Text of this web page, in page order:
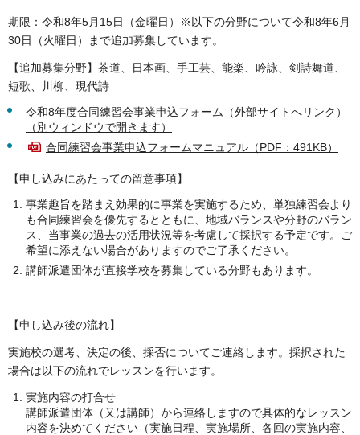
期限：令和8年5月15日（金曜日）※以下の分野について令和8年6月
30日（火曜日）まで追加募集しています。
【追加募集分野】茶道、日本画、手工芸、能楽、吟詠、剣詩舞道、
短歌、川柳、現代詩
令和8年度合同練習会事業申込フォーム（外部サイトへリンク）
（別ウィンドウで開きます）
合同練習会事業申込フォームマニュアル（PDF：491KB）
【申し込みにあたっての留意事項】
事業趣旨を踏まえ効果的に事業を実施するため、単独練習会より
も合同練習会を優先するとともに、地域バランスや分野のバラン
ス、当事業の過去の活用状況等を考慮して採択する予定です。ご
希望に添えない場合がありますのでご了承ください。
講師派遣団体が直接学校を募集している分野もあります。
【申し込み後の流れ】
実施校の選考、決定の後、採否についてご連絡します。採択された
場合は以下の流れでレッスンを行います。
実施内容の打合せ
講師派遣団体（又は講師）から連絡しますので具体的なレッスン
内容を決めてください（実施日程、実施場所、各回の実施内容、